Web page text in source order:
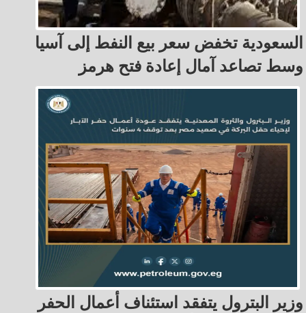
السعودية تخفض سعر بيع النفط إلى آسيا
وسط تصاعد آمال إعادة فتح هرمز
وزير البترول يتفقد استئناف أعمال الحفر